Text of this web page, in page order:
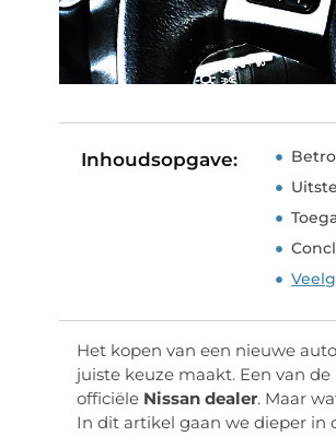
Inhoudsopgave:
Het kopen van een nieuwe
juiste keuze maakt. Een van
officiële Nissan dealer. Maar
In dit artikel gaan we dieper in